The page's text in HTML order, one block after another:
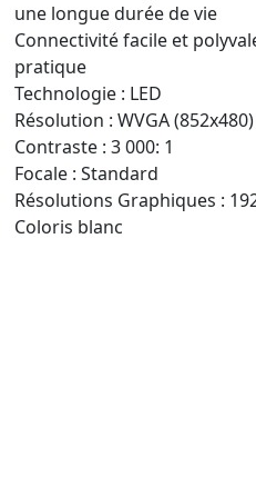
une longue durée de vie
Connectivité facile et
pratique
Technologie : LED
Résolution : WVGA (852x480)
Contraste : 3 000: 1
Focale : Standard
Résolutions Graphiques :
Coloris blanc